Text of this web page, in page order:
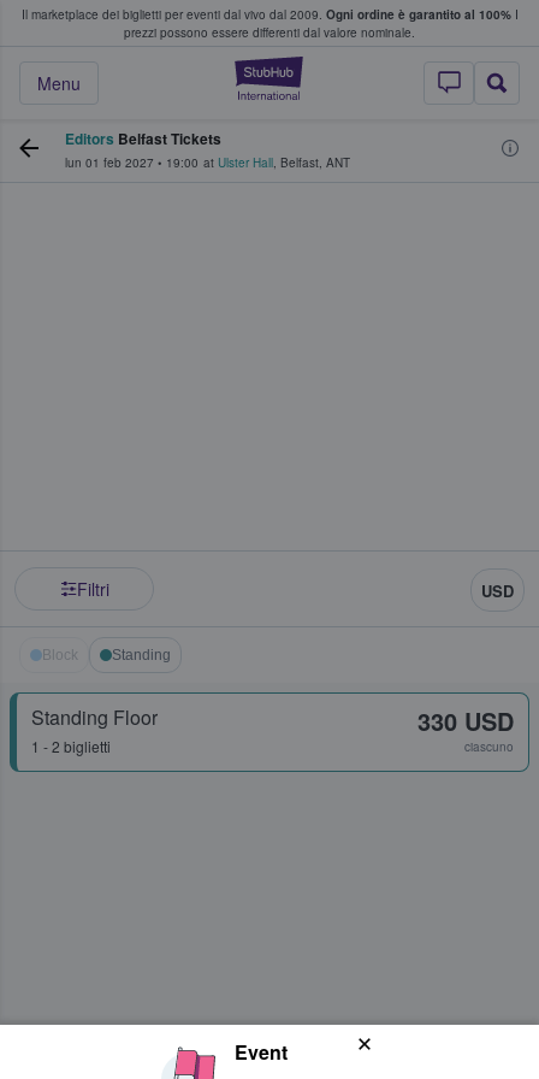
Il marketplace dei biglietti per eventi dal vivo dal 2009. Ogni ordine è garantito al 100%I
prezzi possono essere differenti dal valore nominale.
StubHub - Dove
Menu
fan comprano e vendono biglietti
Editors Belfast Tickets
lun 01 feb 2027 • 19:00 at Ulster Hall, Belfast, ANT
Filtri USD
Block Standing
Standing Floor
1 - 2 biglietti
330 USD
ciascuno
Event